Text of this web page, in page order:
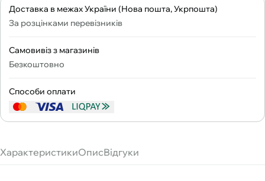
Доставка в межах України (Нова пошта, Укрпошта)
За розцінками перевізників
Самовивіз з магазинів
Безкоштовно
Способи оплати
ХарактеристикиОписВідгуки